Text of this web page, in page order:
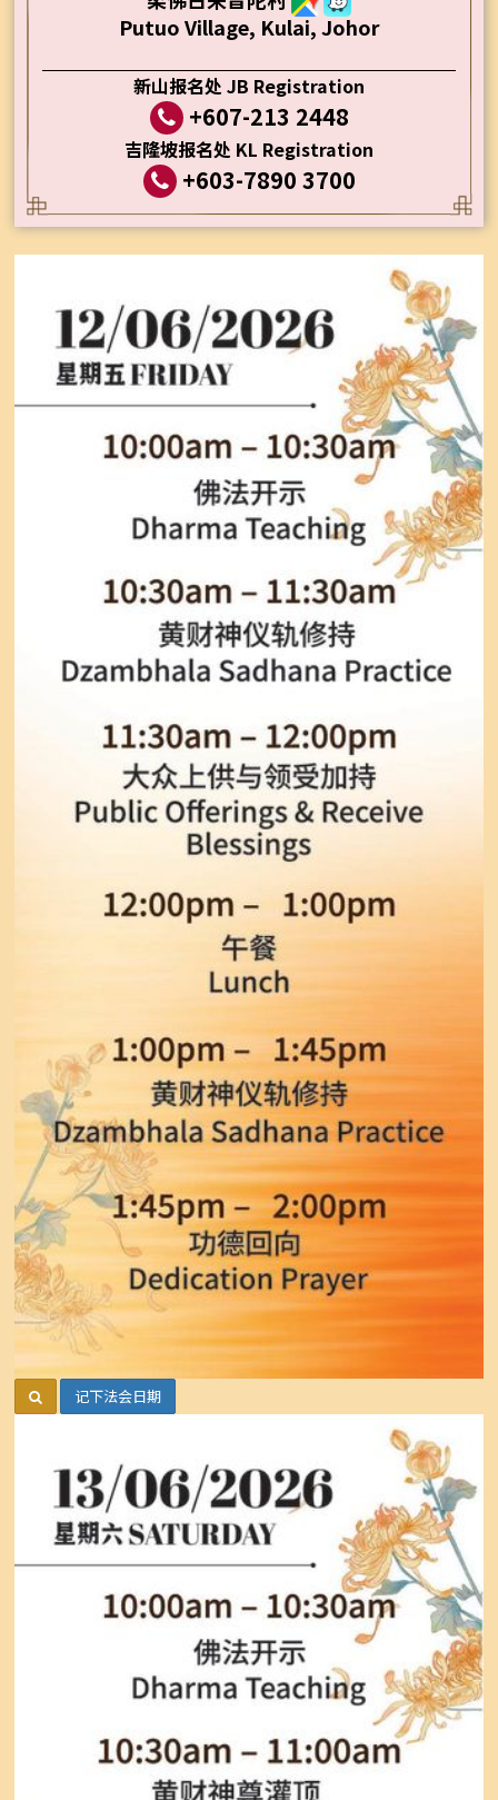
Putuo Village, Kulai, Johor
新山报名处 JB Registration
+607-213 2448
吉隆坡报名处 KL Registration
+603-7890 3700
记下法会日期